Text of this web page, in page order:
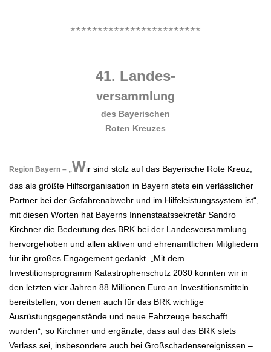
************************
41. Landes-
versammlung
des Bayerischen
Roten Kreuzes
Region Bayern – „Wir sind stolz auf das Bayerische Rote Kreuz,
das als größte Hilfsorganisation in Bayern stets ein verlässlicher
Partner bei der Gefahrenabwehr und im Hilfeleistungssystem ist“,
mit diesen Worten hat Bayerns Innenstaatssekretär Sandro
Kirchner die Bedeutung des BRK bei der Landesversammlung
hervorgehoben und allen aktiven und ehrenamtlichen Mitgliedern
für ihr großes Engagement gedankt. „Mit dem
Investitionsprogramm Katastrophenschutz 2030 konnten wir in
den letzten vier Jahren 88 Millionen Euro an Investitionsmitteln
bereitstellen, von denen auch für das BRK wichtige
Ausrüstungsgegenstände und neue Fahrzeuge beschafft
wurden“, so Kirchner und ergänzte, dass auf das BRK stets
Verlass sei, insbesondere auch bei Großschadensereignissen –